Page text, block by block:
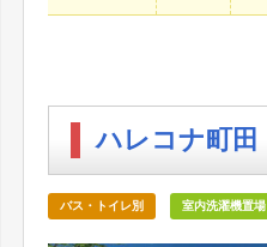
ハレコナ町田
バス・トイレ別 室内洗濯機置場